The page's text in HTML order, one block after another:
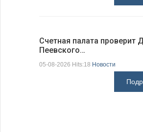
Счетная палата проверит
Пеевского…
05-08-2026 Hits:18 Новости